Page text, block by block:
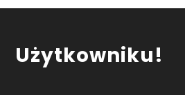
Użytkowniku!